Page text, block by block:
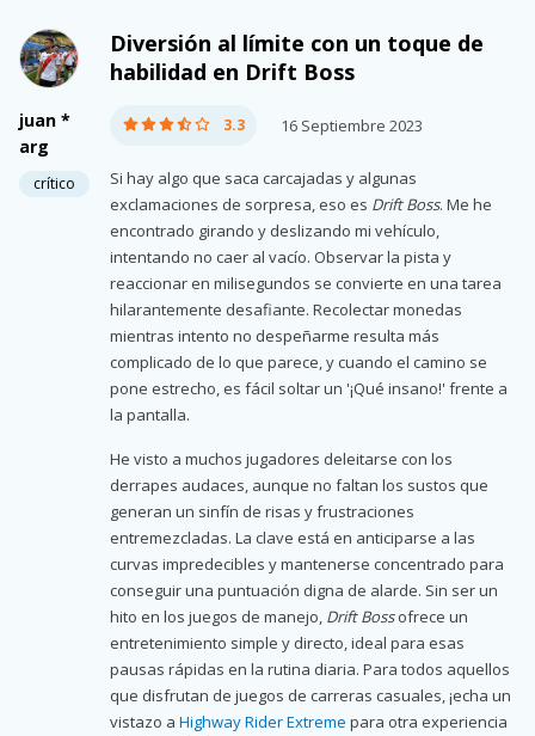
juan *
arg
crítico
Diversión al límite con un toque de
habilidad en Drift Boss
3.3 16 Septiembre 2023
Si hay algo que saca carcajadas y algunas
exclamaciones de sorpresa, eso es Drift Boss. Me he
encontrado girando y deslizando mi vehículo,
intentando no caer al vacío. Observar la pista y
reaccionar en milisegundos se convierte en una tarea
hilarantemente desafiante. Recolectar monedas
mientras intento no despeñarme resulta más
complicado de lo que parece, y cuando el camino se
pone estrecho, es fácil soltar un '¡Qué insano!' frente a
la pantalla.
He visto a muchos jugadores deleitarse con los
derrapes audaces, aunque no faltan los sustos que
generan un sinfín de risas y frustraciones
entremezcladas. La clave está en anticiparse a las
curvas impredecibles y mantenerse concentrado para
conseguir una puntuación digna de alarde. Sin ser un
hito en los juegos de manejo, Drift Bossofrece un
entretenimiento simple y directo, ideal para esas
pausas rápidas en la rutina diaria. Para todos aquellos
que disfrutan de juegos de carreras casuales, ¡echa un
vistazo a Highway Rider Extreme para otra experiencia